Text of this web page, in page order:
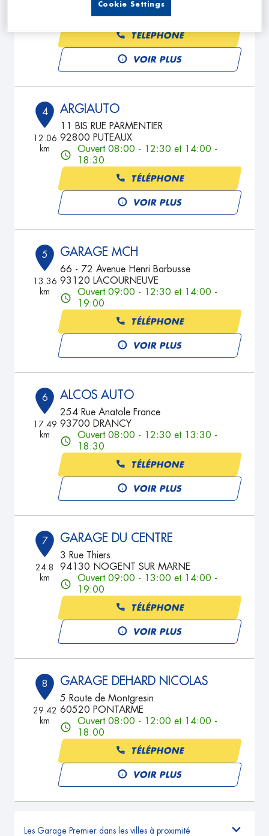
Ouvert 08:30 - 12:00 et 14:00 -
18:00
TÉLÉPHONE
VOIR PLUS
4
12.06
km
ARGIAUTO
11 BIS RUE PARMENTIER
92800 PUTEAUX
Ouvert 08:00 - 12:30 et 14:00 -
18:30
TÉLÉPHONE
VOIR PLUS
5
13.36
km
GARAGE MCH
66 - 72 Avenue Henri Barbusse
93120 LACOURNEUVE
Ouvert 09:00 - 12:30 et 14:00 -
19:00
TÉLÉPHONE
VOIR PLUS
6
17.49
km
ALCOS AUTO
254 Rue Anatole France
93700 DRANCY
Ouvert 08:00 - 12:30 et 13:30 -
18:30
TÉLÉPHONE
VOIR PLUS
7
24.8
km
GARAGE DU CENTRE
3 Rue Thiers
94130 NOGENT SUR MARNE
Ouvert 09:00 - 13:00 et 14:00 -
19:00
TÉLÉPHONE
VOIR PLUS
8
29.42
km
GARAGE DEHARD NICOLAS
5 Route de Montgresin
60520 PONTARME
Ouvert 08:00 - 12:00 et 14:00 -
18:00
TÉLÉPHONE
VOIR PLUS
Les Garage Premier dans les villes à proximité
Cookie Settings